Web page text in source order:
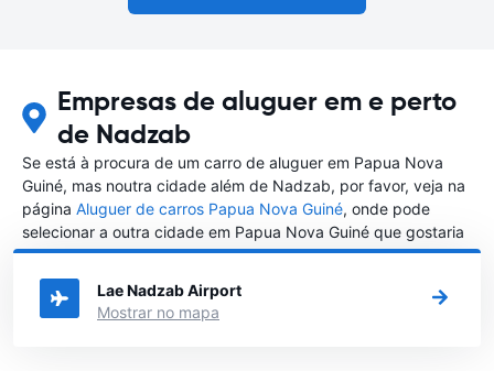
Empresas de aluguer em e perto
de Nadzab
Se está à procura de um carro de aluguer em Papua Nova
Guiné, mas noutra cidade além de Nadzab, por favor, veja na
página Aluguer de carros Papua Nova Guiné, onde pode
selecionar a outra cidade em Papua Nova Guiné que gostaria
de alugar um carro
Lae Nadzab Airport
Mostrar no mapa